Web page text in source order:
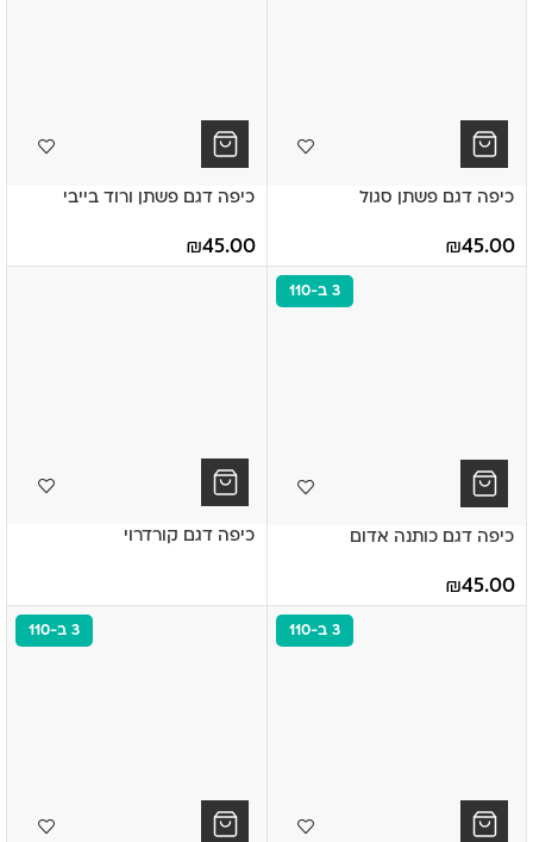
כיפה דגם פשתן סגול
45.00
₪
כיפה דגם פשתן ורוד בייבי
45.00
₪
3 ב-110
כיפה דגם כותנה אדום
45.00
₪
כיפה דגם קורדרוי
3 ב-110 3 ב-110